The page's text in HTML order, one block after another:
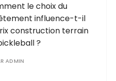
le choix du
influence-t-il
construction terrain
?
ADMIN